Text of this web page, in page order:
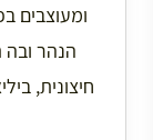
ומעוצבים
הנהר ובה
חיצונית,